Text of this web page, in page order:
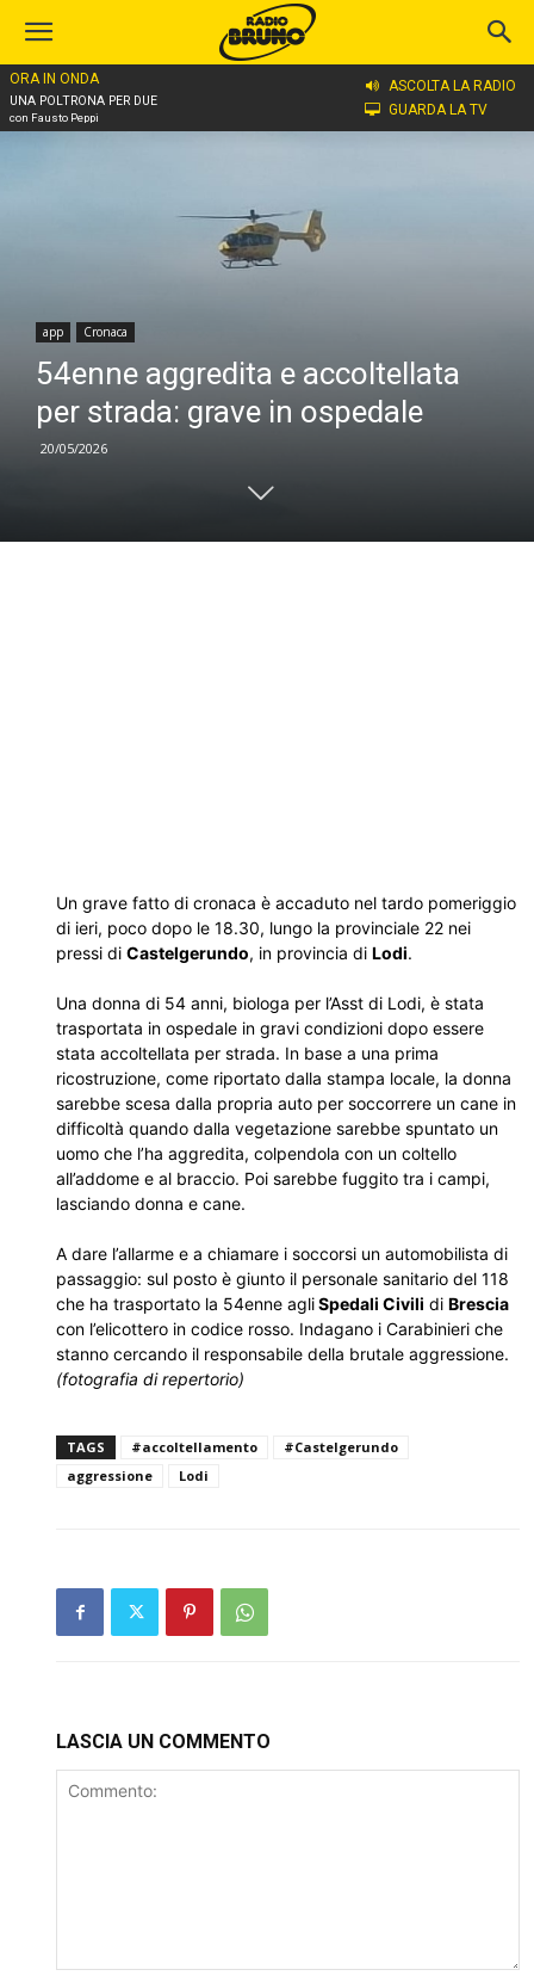
ORA IN ONDA
UNA POLTRONA PER DUE
con Fausto Peppi
ASCOLTA LA RADIO
GUARDA LA TV
Home
app Cronaca
54enne aggredita e accoltellata
per strada: grave in ospedale
20/05/2026
Un grave fatto di cronaca è accaduto nel tardo pomeriggio
di ieri, poco dopo le 18.30, lungo la provinciale 22 nei
pressi di Castelgerundo, in provincia di Lodi.
Una donna di 54 anni, biologa per l’Asst di Lodi, è stata
trasportata in ospedale in gravi condizioni dopo essere
stata accoltellata per strada. In base a una prima
ricostruzione, come riportato dalla stampa locale, la donna
sarebbe scesa dalla propria auto per soccorrere un cane in
difficoltà quando dalla vegetazione sarebbe spuntato un
uomo che l’ha aggredita, colpendola con un coltello
all’addome e al braccio. Poi sarebbe fuggito tra i campi,
lasciando donna e cane.
A dare l’allarme e a chiamare i soccorsi un automobilista di
passaggio: sul posto è giunto il personale sanitario del 118
che ha trasportato la 54enne agliSpedali Civili di Brescia
con l’elicottero in codice rosso. Indagano i Carabinieri che
stanno cercando il responsabile della brutale aggressione.
(fotografia di repertorio)
TAGS #accoltellamento
#Castelgerundo
aggressione
Lodi
LASCIA UN COMMENTO